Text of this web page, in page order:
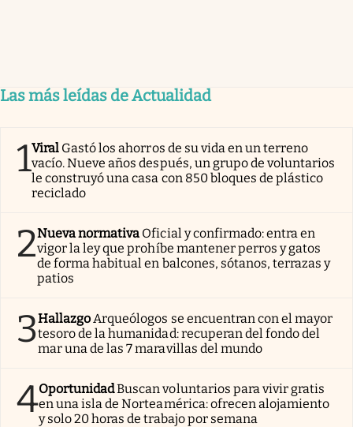
Las más leídas de Actualidad
1Viral Gastó los ahorros de su vida en un terreno
vacío. Nueve años después, un grupo de voluntarios
le construyó una casa con 850 bloques de plástico
reciclado
2Nueva normativa Oficial y confirmado: entra en
vigor la ley que prohíbe mantener perros y gatos
de forma habitual en balcones, sótanos, terrazas y
patios
3Hallazgo Arqueólogos se encuentran con el mayor
tesoro de la humanidad: recuperan del fondo del
mar una de las 7 maravillas del mundo
4OportunidadBuscan voluntarios para vivir gratis
en una isla de Norteamérica: ofrecen alojamiento
y solo 20 horas de trabajo por semana